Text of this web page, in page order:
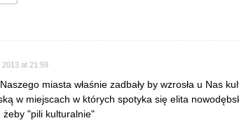
2013 at 21:59
miasta właśnie zadbały by wzrosła u Nas
w miejscach w których spotyka się elita
żeby "pili kulturalnie"